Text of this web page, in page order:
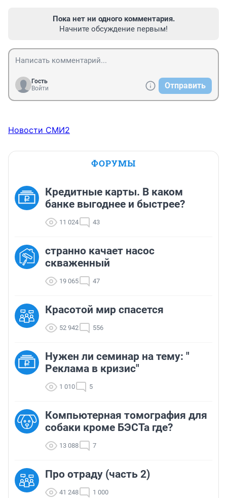
Пока нет ни одного комментария.
Начните обсуждение первым!
Гость
Войти
Отправить
Новости СМИ2
ФОРУМЫ
Кредитные карты. В каком
банке выгоднее и быстрее?
11 024 43
странно качает насос
скваженный
19 065 47
Красотой мир спасется
52 942 556
Нужен ли семинар на тему: "
Реклама в кризис"
1 010 5
Компьютерная томография для
собаки кроме БЭСТа где?
13 088 7
Про отраду (часть 2)
41 248 1 000